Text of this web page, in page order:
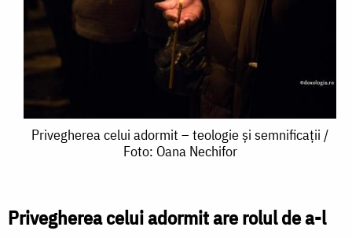
Privegherea
–
Privegherea celui adormit – teologie și semnificații /
Foto: Oana Nechifor
Privegherea celui adormit are rolul de a-l